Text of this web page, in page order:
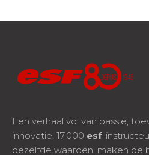
Een verhaal vol van passie,
innovatie. 17.000 esf-
dezelfde waarden, maken de